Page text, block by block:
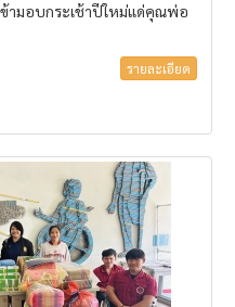
ามอบกระเช้าปีใหม่แด่คุณพ่อ
รายละเอียด